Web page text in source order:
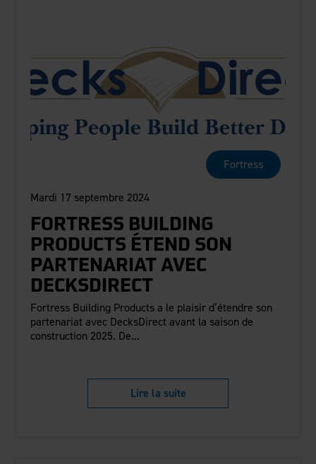
Fortress
Mardi 17 septembre 2024
FORTRESS BUILDING
PRODUCTS ÉTEND SON
PARTENARIAT AVEC
DECKSDIRECT​​​​​​​
Fortress Building Products a le plaisir d’étendre son
partenariat avec DecksDirect avant la saison de
construction 2025. De...
Lire la suite